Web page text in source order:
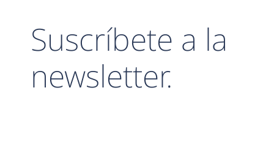
Suscríbete a la
newsletter.